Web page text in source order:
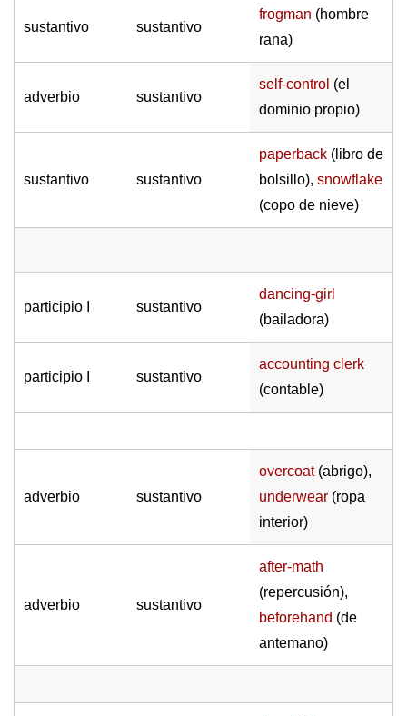
sustantivo sustantivo
frogman (hombre
rana)
adverbio sustantivo
self-control (el
dominio propio)
sustantivo sustantivo
paperback (libro de
bolsillo), snowflake
(copo de nieve)
participio I sustantivo
dancing-girl
(bailadora)
participio I sustantivo
accounting clerk
(contable)
adverbio sustantivo
overcoat(abrigo),
underwear (ropa
interior)
adverbio sustantivo
after-math
(repercusión),
beforehand (de
antemano)